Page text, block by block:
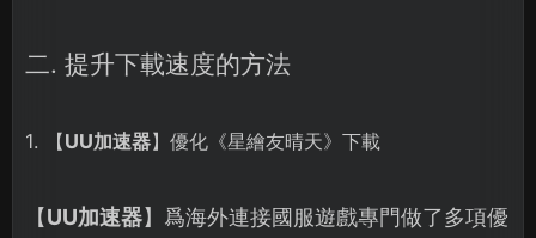
二. 提升下載速度的方法
1. 【UU加速器】優化《星繪友晴天》下載
【UU加速器】爲海外連接國服遊戲專門做了多項優